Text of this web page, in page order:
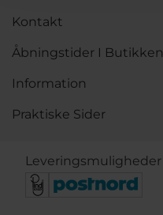
Kontakt
Åbningstider I Butikken
Information
Praktiske Sider
Leveringsmuligheder